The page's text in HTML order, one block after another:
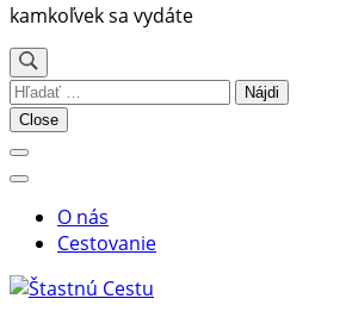
kamkoľvek sa vydáte
Hľadať:
Close
O nás
Cestovanie